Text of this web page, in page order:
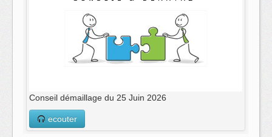
Conseil démaillage du 25 Juin 2026
ecouter